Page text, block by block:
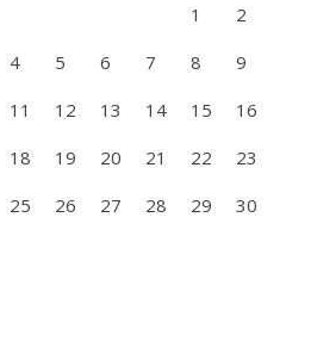
1
2
4 5 6 7 8
9
11 12 13 14 15
16
18 19 20 21 22
23
25 26 27 28 29
30